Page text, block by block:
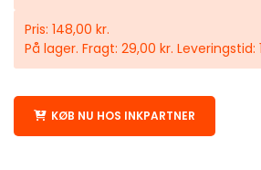
Pris: 148,00 kr.
På lager. Fragt: 29,00 kr. Leveringstid:
KØB NU HOS INKPARTNER